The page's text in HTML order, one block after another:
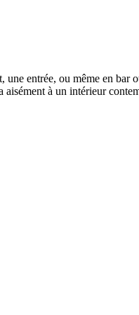
entrée, ou même en bar
à un intérieur